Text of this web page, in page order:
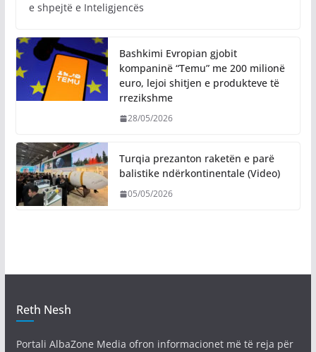
e shpejtë e Inteligjencës
Bashkimi Evropian gjobit
kompaninë “Temu” me 200 milionë
euro, lejoi shitjen e produkteve të
rrezikshme
28/05/2026
Turqia prezanton raketën e parë
balistike ndërkontinentale (Video)
05/05/2026
Reth Nesh
Portali AlbaZone Media ofron informacionet më të reja për